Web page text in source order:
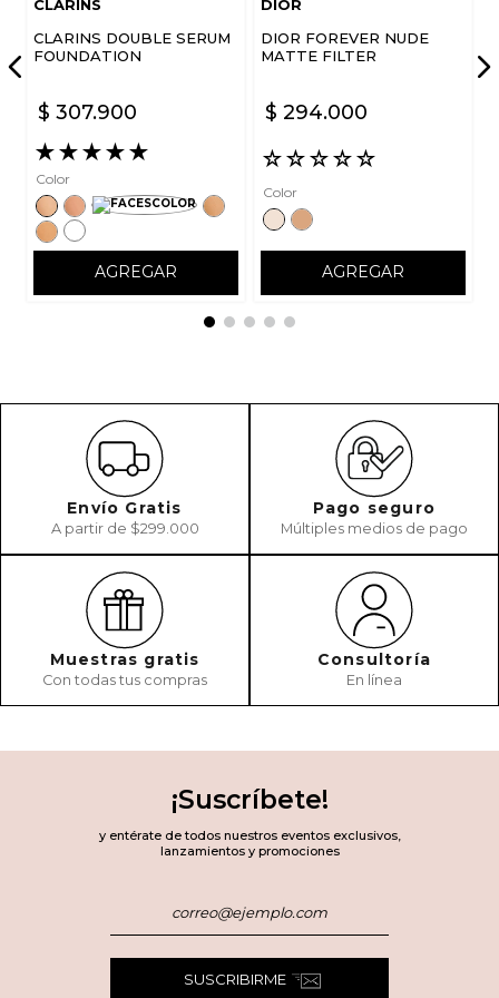
ENVIAR COMENTARIO
CLARINS
CLARINS DOUBLE SERUM
FOUNDATION
$ 307.900
★★★★★
Color
AGREGAR
DIOR
DIOR FOREVER NUDE
MATTE FILTER
$ 294.000
☆☆☆☆☆
Color
AGREGAR
Envío Gratis
A partir de $299.000
Pago seguro
Múltiples medios de pago
Muestras gratis
Con todas tus compras
Consultoría
En línea
¡Suscríbete!
y entérate de todos nuestros eventos exclusivos,
lanzamientos y promociones
SUSCRIBIRME